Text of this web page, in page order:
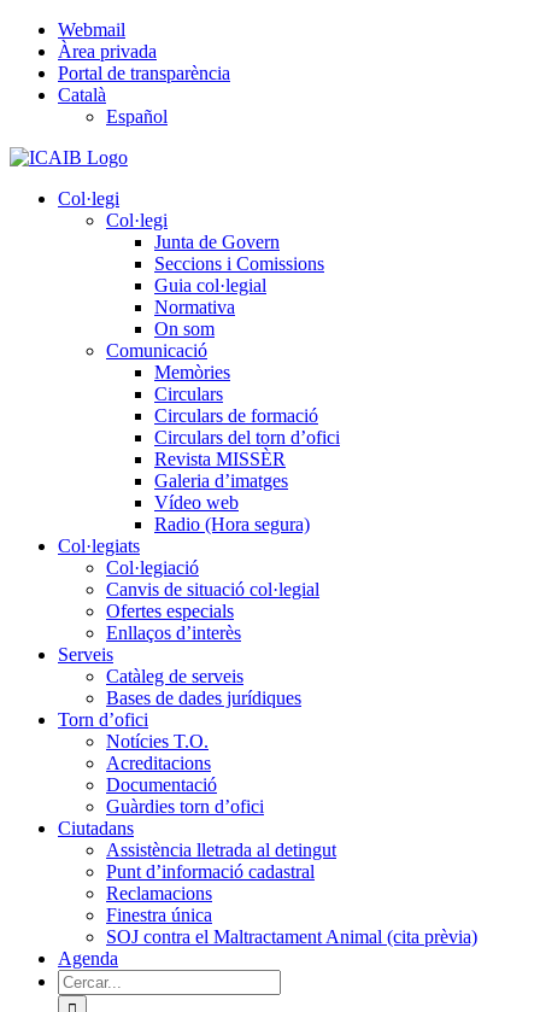
Skip
content
Webmail
Àrea privada
Portal de transparència
Català
Español
Col·legi
Col·legi
Junta de Govern
Seccions i Comissions
Guia col·legial
Normativa
On som
Comunicació
Memòries
Circulars
Circulars de formació
Circulars del torn d’ofici
Revista MISSÈR
Galeria d’imatges
Vídeo web
Radio (Hora segura)
Col·legiats
Col·legiació
Canvis de situació col·legial
Ofertes especials
Enllaços d’interès
Serveis
Catàleg de serveis
Bases de dades jurídiques
Torn d’ofici
Notícies T.O.
Acreditacions
Documentació
Guàrdies torn d’ofici
Ciutadans
Assistència lletrada al detingut
Punt d’informació cadastral
Reclamacions
Finestra única
SOJ contra el Maltractament Animal (cita prèvia)
Agenda
Cerca
…